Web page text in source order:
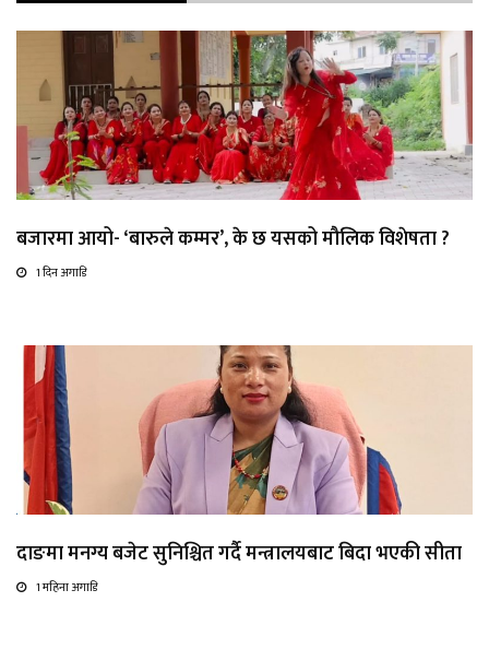
बजारमा आयो- ‘बारुले कम्मर’, के छ यसको मौलिक विशेषता ?
1 दिन अगाडि
दाङमा मनग्य बजेट सुनिश्चित गर्दै मन्त्रालयबाट बिदा भएकी सीता
1 महिना अगाडि